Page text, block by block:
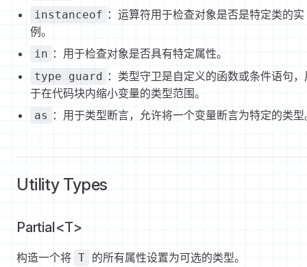
instanceof ：运算符用于检查对象是否是特定类的实
例。
in ：用于检查对象是否具有特定属性。
type guard
：类型守卫是自定义的函数或条件语句，
于在代码块内缩小变量的类型范围。
as ：用于类型断言，允许将一个变量断言为特定的类型
Utility Types
Partial<T>
构造一个将 T 的所有属性设置为可选的类型。